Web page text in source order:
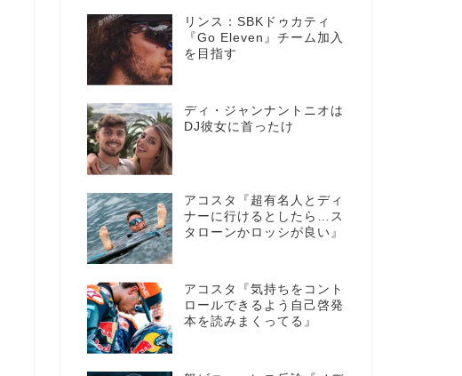
リンス：SBKドゥカティ
『Go Eleven』チーム加入
を目指す
ディ・ジャンナントニオは
DJ彼女に首ったけ
アコスタ『超有名人とディ
ナーに行けるとしたら…ス
タローンかロッシが良い』
アコスタ『気持ちをコント
ロールできるよう自己啓発
本を読みまくってる』